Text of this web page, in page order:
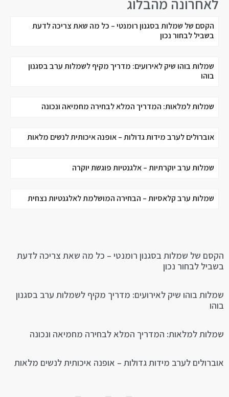
הקסם של שמלות בסגנון רומנטי – כל מה שאת צריכה לדעת
בשביל לבחור נכון
שמלות בוהו שיק לאירועים: מדריך מקיף לשמלות ערב בסגנון
בוהו
שמלות למלאות: המדריך המלא לבחירה מחמיאה ונכונה
אוברולים לערב מידות גדולות – אופנה איכותית לנשים מלאות
שמלות ערב יוקרתיות – אלגנטיות פוגשת יוקרה
שמלות ערב קלאסיות – הבחירה המושלמת לאלגנטיות נצחית
הקסם של שמלות בסגנון רומנטי – כל מה שאת צריכה לדעת
בשביל לבחור נכון
שמלות בוהו שיק לאירועים: מדריך מקיף לשמלות ערב בסגנון
בוהו
שמלות למלאות: המדריך המלא לבחירה מחמיאה ונכונה
אוברולים לערב מידות גדולות – אופנה איכותית לנשים מלאות